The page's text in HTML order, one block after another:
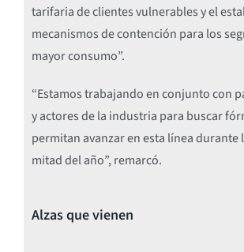
tarifaria de clientes vulnerables y el
mecanismos de contención para los
mayor consumo”.
“Estamos trabajando en conjunto con
y actores de la industria para buscar
permitan avanzar en esta línea durante
mitad del año”, remarcó.
Alzas que vienen